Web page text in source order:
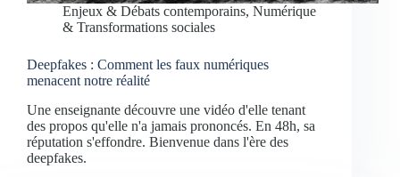
Enjeux & Débats contemporains, Numérique
& Transformations sociales
Deepfakes : Comment les faux numériques
menacent notre réalité
Une enseignante découvre une vidéo d'elle tenant
des propos qu'elle n'a jamais prononcés. En 48h, sa
réputation s'effondre. Bienvenue dans l'ère des
deepfakes.